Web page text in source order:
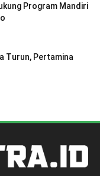
Program Mandiri
Turun, Pertamina